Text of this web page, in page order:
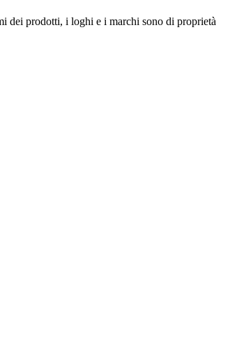
dei prodotti, i loghi e i marchi sono di proprietà